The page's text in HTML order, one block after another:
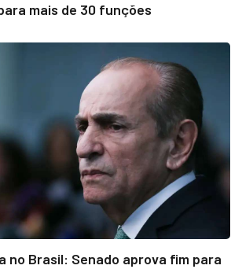
mais de 30 funções
no Brasil: Senado aprova fim para